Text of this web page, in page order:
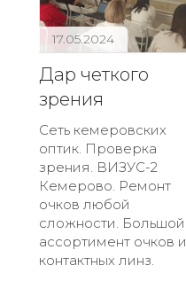
17.05.2024
Дар четкого
зрения
Сеть кемеровских
оптик. Проверка
зрения. ВИЗУС-2
Кемерово. Ремонт
очков любой
сложности. Большой
ассортимент очков и
контактных линз.